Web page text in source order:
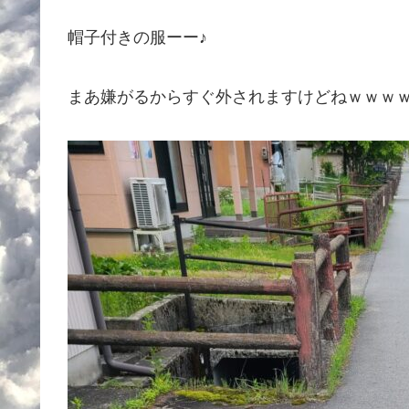
帽子付きの服ーー♪
まあ嫌がるからすぐ外されますけどねｗｗｗ